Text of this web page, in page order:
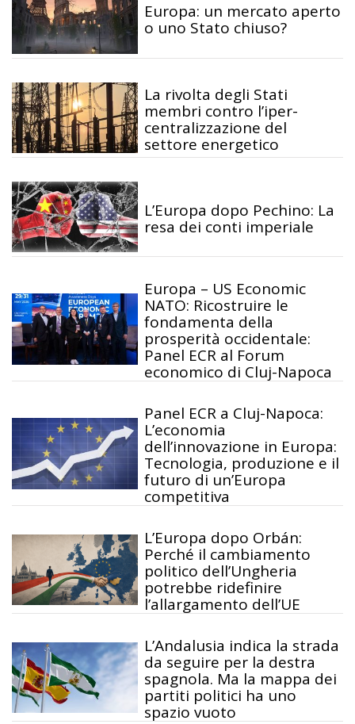
Europa: un mercato aperto
o uno Stato chiuso?
La rivolta degli Stati
membri contro l’iper-
centralizzazione del
settore energetico
L’Europa dopo Pechino: La
resa dei conti imperiale
Europa – US Economic
NATO: Ricostruire le
fondamenta della
prosperità occidentale:
Panel ECR al Forum
economico di Cluj-Napoca
Panel ECR a Cluj-Napoca:
L’economia
dell’innovazione in Europa:
Tecnologia, produzione e il
futuro di un’Europa
competitiva
L’Europa dopo Orbán:
Perché il cambiamento
politico dell’Ungheria
potrebbe ridefinire
l’allargamento dell’UE
L’Andalusia indica la strada
da seguire per la destra
spagnola. Ma la mappa dei
partiti politici ha uno
spazio vuoto